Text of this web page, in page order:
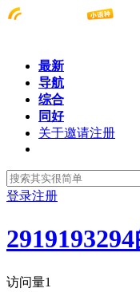
最新
导航
综合
同好
关于邀请注册
登录注册
访问量1